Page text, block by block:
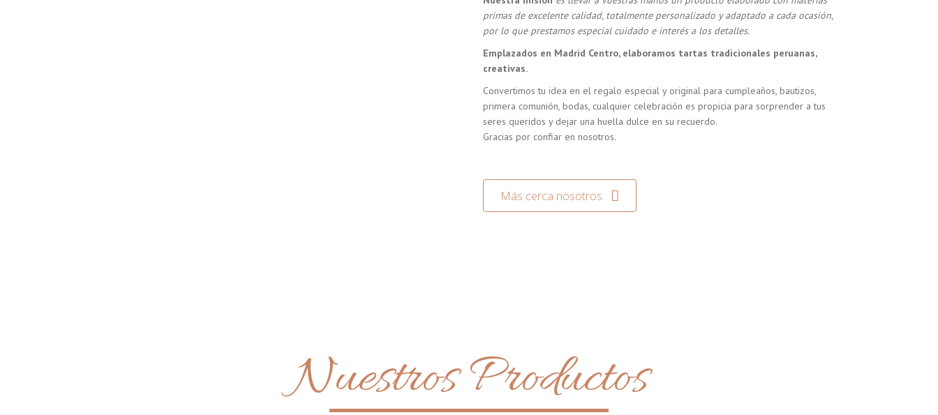
primas de excelente calidad, totalmente personalizado y adaptado a cada ocasión,
por lo que prestamos especial cuidado e interés a los detalles.
Emplazados en Madrid Centro, elaboramos tartas tradicionales peruanas,
creativas.
Convertimos tu idea en el regalo especial y original para cumpleaños, bautizos,
primera comunión, bodas, cualquier celebración es propicia para sorprender a tus
seres queridos y dejar una huella dulce en su recuerdo.
Gracias por confiar en nosotros.
Más cerca nosotros
Nuestros Productos